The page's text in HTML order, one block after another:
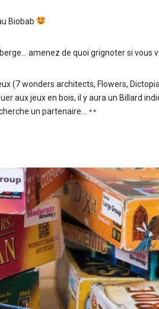
Biobab
amenez de quoi grignoter si vous
(7 wonders architects, Flowers,
aux jeux en bois, il y aura un Billard
un partenaire…